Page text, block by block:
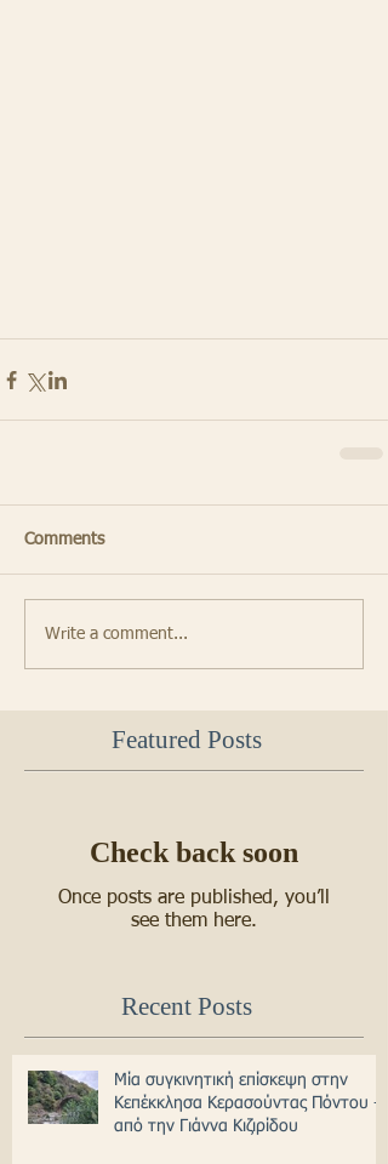
Comments
Write a comment...
Featured Posts
Check back soon
Once posts are published, you’ll
see them here.
Recent Posts
Μία συγκινητική επίσκεψη στην
Κεπέκκλησα Κερασούντας Πόντου -
από την Γιάννα Κιζιρίδου